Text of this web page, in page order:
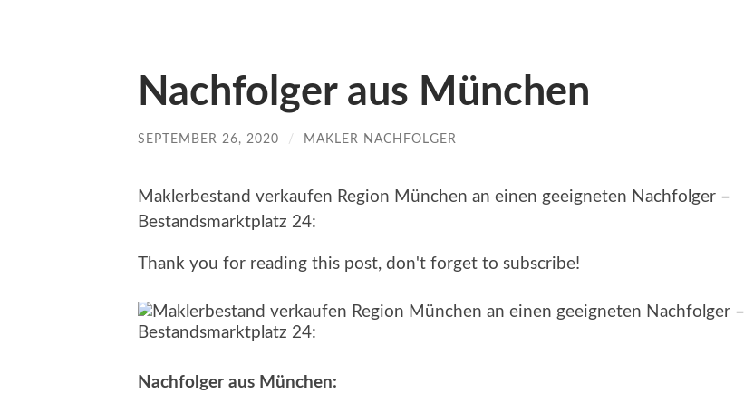
Nachfolger aus München
SEPTEMBER 26, 2020 / MAKLER NACHFOLGER
Maklerbestand verkaufen Region München an einen geeigneten Nachfolger –
Bestandsmarktplatz 24:
Thank you for reading this post, don't forget to subscribe!
Nachfolger aus München: